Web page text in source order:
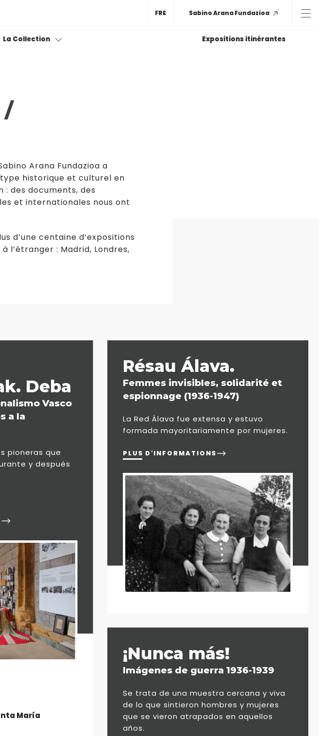
La Collection
Bitxiak
Expositions itinérantes
FRE Sabino Arana Fundazioa
/
Arana Fundazioa a
historique et culturel en
des documents, des
et internationales nous ont
d’une centaine d’expositions
l’étranger : Madrid, Londres,
Deba
Vasco
a la
pioneras que
y después
María
Résau Álava.
Femmes invisibles, solidarité et
espionnage (1936-1947)
La Red Álava fue extensa y estuvo
formada mayoritariamente por mujeres.
PLUS D'INFORMATIONS
¡Nunca más!
Imágenes de guerra 1936-1939
Se trata de una muestra cercana y viva
de lo que sintieron hombres y mujeres
que se vieron atrapados en aquellos
años.